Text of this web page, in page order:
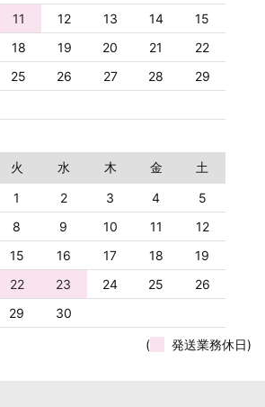
11 12 13 14
15
18 19 20 21
22
25 26 27 28
29
火 水 木 金
土
1
2 3 4
5
8 9 10 11
12
15 16 17 18
19
22 23 24 25
26
29 30
( 発送業務休日)